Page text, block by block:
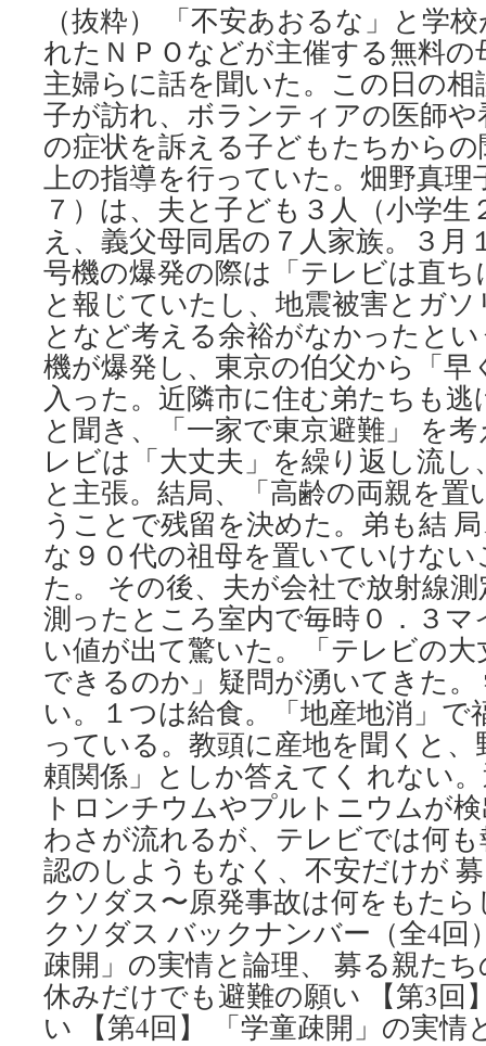
（抜粋） 「不安あおるな」と学
れたＮＰＯなどが主催する無料の
主婦らに話を聞いた。この日の
子が訪れ、ボランティアの医師
の症状を訴える子どもたちから
上の指導を行っていた。畑野真理
７）は、夫と子ども３人（小学生
え、義父母同居の７人家族。３月
号機の爆発の際は「テレビは直
と報じていたし、地震被害とガ
となど考える余裕がなかったと
機が爆発し、東京の伯父から「早
入った。近隣市に住む弟たちも
と聞き、「一家で東京避難」 を
レビは「大丈夫」を繰り返し流
と主張。結局、「高齢の両親を
うことで残留を決めた。弟も結
な９０代の祖母を置いていけな
た。 その後、夫が会社で放射線
測ったところ室内で毎時０．３
い値が出て驚いた。「テレビの
できるのか」疑問が湧いてきた
い。１つは給食。「地産地消」で
っている。教頭に産地を聞くと
頼関係」としか答えてく れない
トロンチウムやプルトニウムが
わさが流れるが、テレビでは何
認のしようもなく、不安だけが
クソダス〜原発事故は何をもた
クソダス バックナンバー（全4回
疎開」の実情と論理、 募る親た
休みだけでも避難の願い 【第3回
い 【第4回】 「学童疎開」の実情